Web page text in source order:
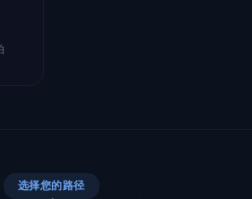
选择您的路径